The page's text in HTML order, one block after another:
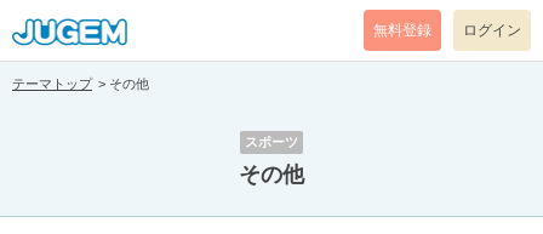
無料登録 ログイン
テーマトップ その他
スポーツ
その他